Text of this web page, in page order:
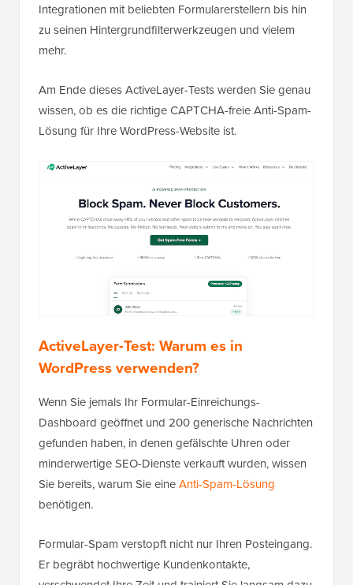
Integrationen mit beliebten Formularerstellern bis hin
zu seinen Hintergrundfilterwerkzeugen und vielem
mehr.
Am Ende dieses ActiveLayer-Tests werden Sie genau
wissen, ob es die richtige CAPTCHA-freie Anti-Spam-
Lösung für Ihre WordPress-Website ist.
ActiveLayer-Test: Warum es in
WordPress verwenden?
Wenn Sie jemals Ihr Formular-Einreichungs-
Dashboard geöffnet und 200 generische Nachrichten
gefunden haben, in denen gefälschte Uhren oder
minderwertige SEO-Dienste verkauft wurden, wissen
Sie bereits, warum Sie eineAnti-Spam-Lösung
benötigen.
Formular-Spam verstopft nicht nur Ihren Posteingang.
Er begräbt hochwertige Kundenkontakte,